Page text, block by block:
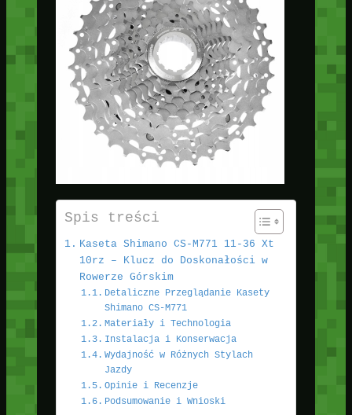
Spis treści
Kaseta Shimano CS-M771 11-36 Xt
10rz – Klucz do Doskonałości w
Rowerze Górskim
Detaliczne Przeglądanie Kasety
Shimano CS-M771
Materiały i Technologia
Instalacja i Konserwacja
Wydajność w Różnych Stylach
Jazdy
Opinie i Recenzje
Podsumowanie i Wnioski